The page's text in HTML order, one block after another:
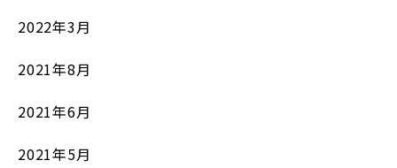
2022年3月
2021年8月
2021年6月
2021年5月